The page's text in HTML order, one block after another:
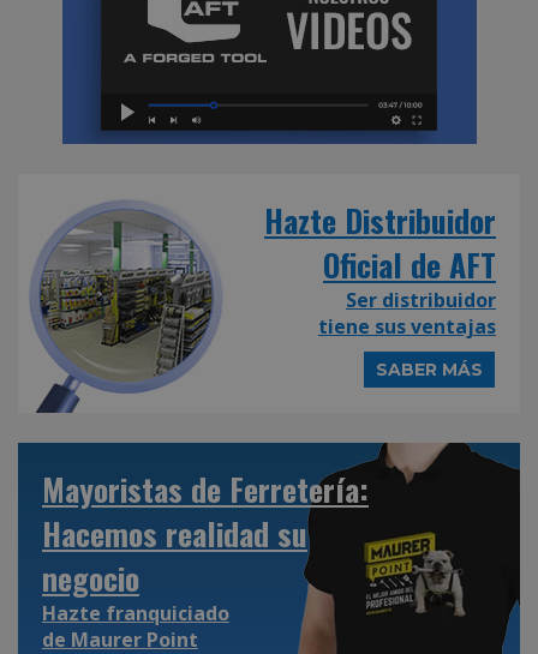
Hazte Distribuidor
Oficial de AFT
Ser distribuidor
tiene sus ventajas
SABER MÁS
Mayoristas de Ferretería:
Hacemos realidad su
negocio
Hazte franquiciado
de Maurer Point